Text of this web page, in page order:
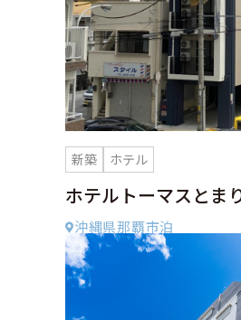
新築 ホテル
ホテルトーマスとま
沖縄県那覇市泊